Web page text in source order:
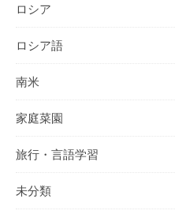
ロシア
ロシア語
南米
家庭菜園
旅行・言語学習
未分類